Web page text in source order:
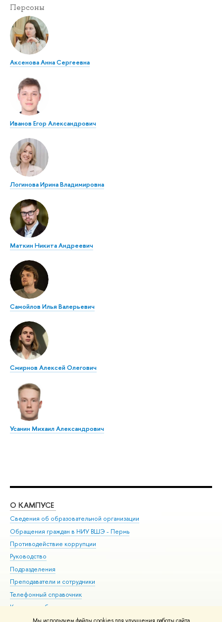
Персоны
Аксенова Анна Сергеевна
Иванов Егор Александрович
Логинова Ирина Владимировна
Маткин Никита Андреевич
Самойлов Илья Валерьевич
Смирнов Алексей Олегович
Усанин Михаил Александрович
О КАМПУСЕ
Сведения об образовательной организации
Обращения граждан в НИУ ВШЭ - Пермь
Противодействие коррупции
Руководство
Подразделения
Преподаватели и сотрудники
Телефонный справочник
Корпуса и общежития
ВШЭ для студентов с ограниченными возможностями